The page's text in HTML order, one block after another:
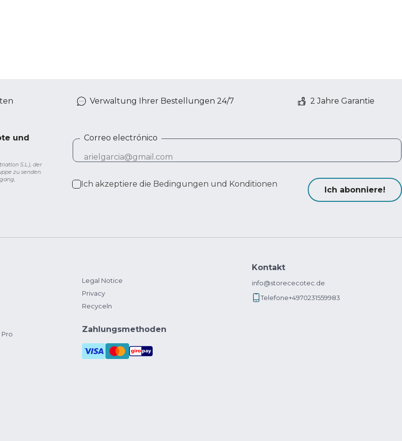
Verwaltung Ihrer Bestellungen 24/7 2 Jahre Garantie
und
S.L.), der
zu senden.
Correo electrónico
Ich akzeptiere die Bedingungen und Konditionen
Ich abonniere!
Pro
Legal Notice
Privacy
Recyceln
Zahlungsmethoden
Kontakt
info@storececotec.de
Telefone+4970231559983